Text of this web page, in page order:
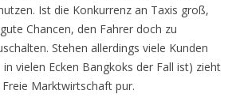
Ist die Konkurrenz an Taxis groß,
Chancen, den Fahrer doch zu
Stehen allerdings viele Kunden
vielen Ecken Bangkoks der Fall ist) zieht
Marktwirtschaft pur.